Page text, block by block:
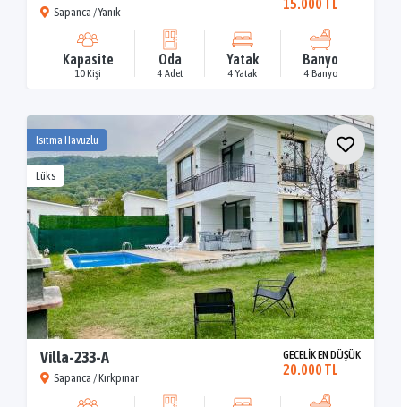
Sapanca / Yanık
15.000 TL
Kapasite
10 Kişi
Oda
4 Adet
Yatak
4 Yatak
Banyo
4 Banyo
Isıtma Havuzlu
Lüks
Villa-233-A
Sapanca / Kırkpınar
GECELİK EN DÜŞÜK
20.000 TL